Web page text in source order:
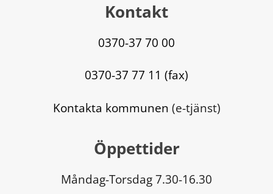
Kontakt
0370-37 70 00
0370-37 77 11 (fax)
Kontakta kommunen (e-tjänst)
Öppettider
Måndag-Torsdag 7.30-16.30